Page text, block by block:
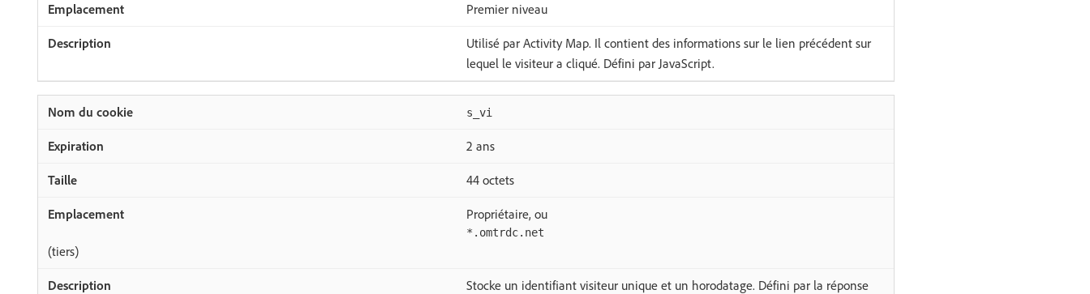
Premier niveau
Utilisé par Activity Map. Il contient des informations sur le lien précédent sur
lequel le visiteur a cliqué. Défini par JavaScript.
s_vi
2 ans
44 octets
Propriétaire, ou
*.omtrdc.net
(tiers)
Stocke un identifiant visiteur unique et un horodatage. Défini par la réponse